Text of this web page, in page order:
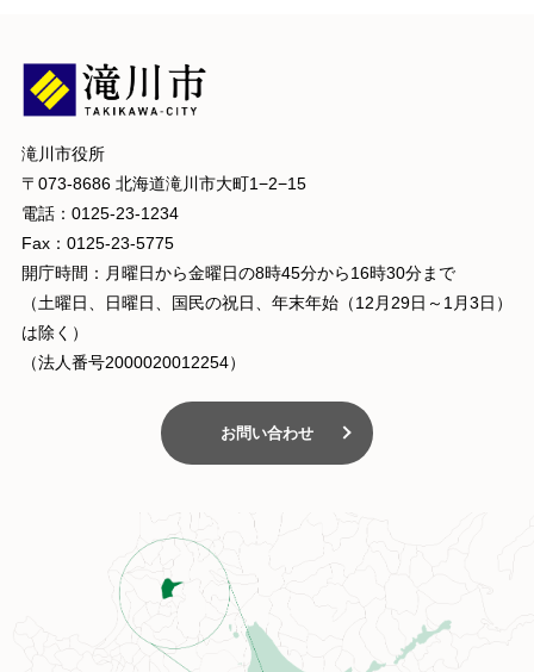
滝川市役所
〒073-8686 北海道滝川市大町1−2−15
電話：0125-23-1234
Fax：0125-23-5775
開庁時間：月曜日から金曜日の8時45分から16時30分まで
（土曜日、日曜日、国民の祝日、年末年始（12月29日～1月3日）
は除く）
（法人番号2000020012254）
お問い合わせ